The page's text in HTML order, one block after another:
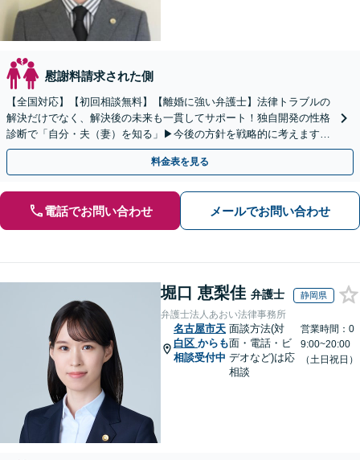
慰謝料請求された側
【全国対応】【初回相談無料】【離婚に強い弁護士】法律トラブルの
解決だけでなく、解決後の未来も一貫してサポート！独自開発の性格
診断で「自分・夫（妻）を知る」▶︎今後の方針を戦略的に考えます！
【休日夜間／オンライン相談OK】
料金表を見る
電話でお問い合わせ メールでお問い合わせ
堀口 恵梨佳 弁護士 静岡県
弁護士法人あおい法律事務所
名古屋市天
白区 からも
相談受付中
面談方法(対
面・電話・ビ
デオなど)は応
相談
営業時間：0
9:00~20:00
（土日祝日）